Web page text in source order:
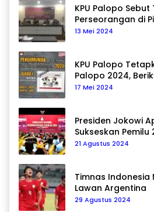
KPU Palopo
Perseorangan di
13 Mei 2024
KPU Palopo
Palopo 2024,
17 Mei 2024
Presiden Jokowi
Sukseskan Pemilu
21 Agustus 2024
Timnas Indonesia
Lawan Argentina
29 Agustus 2024